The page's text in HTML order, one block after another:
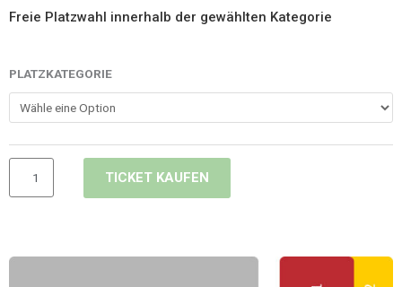
20,00 €
Freie Platzwahl innerhalb der gewählten Kategorie
PLATZKATEGORIE
Orwells
1984
-
Menge
TICKET KAUFEN